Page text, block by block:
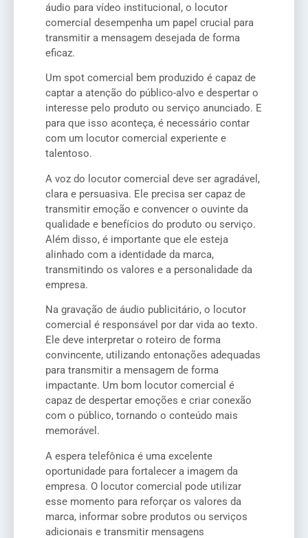
áudio para vídeo institucional, o locutor
comercial desempenha um papel crucial para
transmitir a mensagem desejada de forma
eficaz.
Um spot comercial bem produzido é capaz de
captar a atenção do público-alvo e despertar o
interesse pelo produto ou serviço anunciado. E
para que isso aconteça, é necessário contar
com um locutor comercial experiente e
talentoso.
A voz do locutor comercial deve ser agradável,
clara e persuasiva. Ele precisa ser capaz de
transmitir emoção e convencer o ouvinte da
qualidade e benefícios do produto ou serviço.
Além disso, é importante que ele esteja
alinhado com a identidade da marca,
transmitindo os valores e a personalidade da
empresa.
Na gravação de áudio publicitário, o locutor
comercial é responsável por dar vida ao texto.
Ele deve interpretar o roteiro de forma
convincente, utilizando entonações adequadas
para transmitir a mensagem de forma
impactante. Um bom locutor comercial é
capaz de despertar emoções e criar conexão
com o público, tornando o conteúdo mais
memorável.
A espera telefônica é uma excelente
oportunidade para fortalecer a imagem da
empresa. O locutor comercial pode utilizar
esse momento para reforçar os valores da
marca, informar sobre produtos ou serviços
adicionais e transmitir mensagens